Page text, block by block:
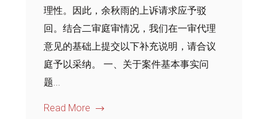
理性。因此，余秋雨的上诉请求应予驳
回。结合二审庭审情况，我们在一审代理
意见的基础上提交以下补充说明，请合议
庭予以采纳。 一、关于案件基本事实问
题...
Read More